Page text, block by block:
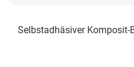
Selbstadhäsiver Komposit-